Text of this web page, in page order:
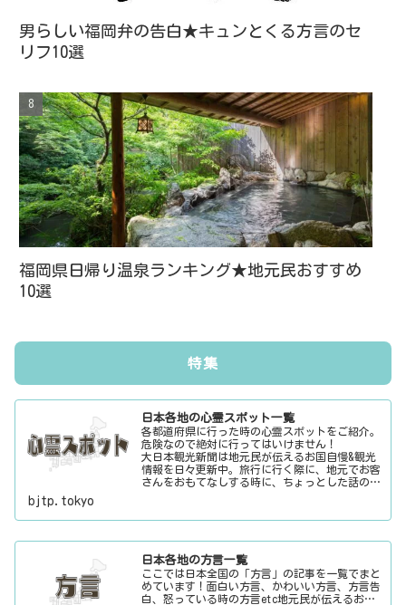
男らしい福岡弁の告白★キュンとくる方言のセ
リフ10選
福岡県日帰り温泉ランキング★地元民おすすめ
10選
特集
日本各地の心霊スポット一覧
各都道府県に行った時の心霊スポットをご紹介。
危険なので絶対に行ってはいけません！
大日本観光新聞は地元民が伝えるお国自慢&観光
情報を日々更新中。旅行に行く際に、地元でお客
さんをおもてなしする時に、ちょっとした話のネ
bjtp.tokyo
日本各地の方言一覧
ここでは日本全国の「方言」の記事を一覧でまと
めています！面白い方言、かわいい方言、方言告
白、怒っている時の方言etc地元民が伝えるお国